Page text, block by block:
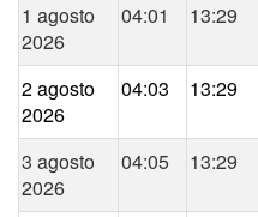
1 agosto
2026
04:01 13:29
2 agosto
2026
04:03 13:29
3 agosto
2026
04:05 13:29